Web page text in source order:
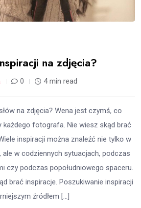
na zdjęcia?
0 4 min read
na zdjęcia? Wena jest czymś, co
każdego fotografa. Nie wiesz skąd brać
inspiracji można znaleźć nie tylko w
ale w codziennych sytuacjach, podczas
czy podczas popołudniowego spaceru.
brać inspiracje. Poszukiwanie inspiracji
źródłem […]